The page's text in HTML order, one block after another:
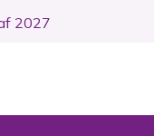
2027